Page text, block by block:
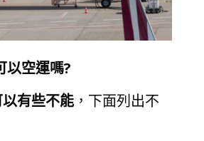
以空運嗎?
有些不能，下面列出不